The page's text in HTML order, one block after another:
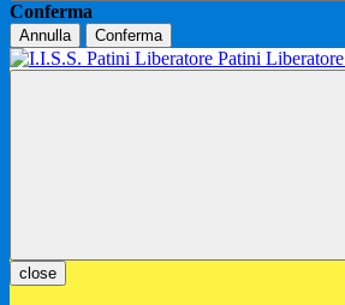
Conferma
Annulla Conferma
Patini Liberatore
close